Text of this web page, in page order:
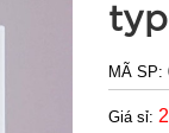
MÃ SP:
Giá sỉ: